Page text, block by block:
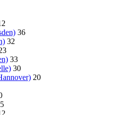
36
32
33
30
20